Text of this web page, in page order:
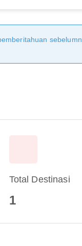
Total Destinasi
1